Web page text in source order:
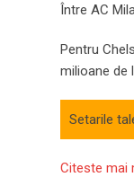
Între AC
Pentru
milioane de
Setarile
Citeste mai